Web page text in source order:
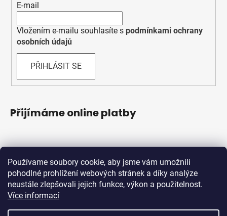
Používame soubory cookie, aby jsme vám umožnili
pohodlné prohlížení webových stránek a díky analýze
neustále zlepšovali jejich funkce, výkon a použitelnost.
Více informací
E-mail
Vložením e-mailu souhlasíte s podmínkami ochrany
osobních údajů
PŘIHLÁSIT SE
Přijímáme online platby